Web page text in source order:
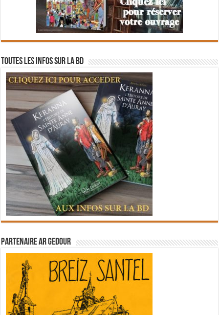
Toutes les infos sur la BD
Partenaire Ar Gedour